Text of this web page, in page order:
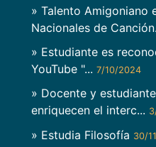
» Talento Amigoniano
Nacionales de
» Estudiante es
YouTube "... 7/10/2024
» Docente y
enriquecen el interc...
» Estudia Filosofía 30/